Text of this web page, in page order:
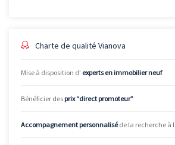
Charte de qualité Vianova
Mise à disposition d’ experts en immobilier neuf
Bénéficier des prix “direct promoteur”
Accompagnement personnaliséde la recherche à